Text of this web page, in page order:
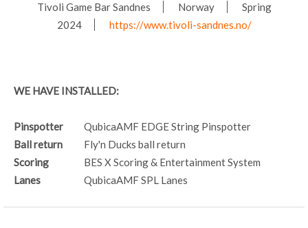
Tivoli Game Bar Sandnes Norway
Spring
2024
https://www.tivoli-sandnes.no/
WE HAVE INSTALLED:
Pinspotter QubicaAMF EDGE String Pinspotter
Ball return
Fly'n Ducks ball return
Scoring
BES X Scoring & Entertainment System
Lanes
QubicaAMF SPL Lanes